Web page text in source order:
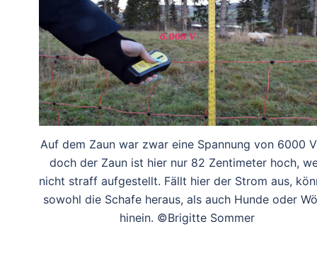
Auf dem Zaun war zwar eine Spannung von 6000
doch der Zaun ist hier nur 82 Zentimeter hoch,
nicht straff aufgestellt. Fällt hier der Strom aus,
sowohl die Schafe heraus, als auch Hunde oder
hinein. ©Brigitte Sommer